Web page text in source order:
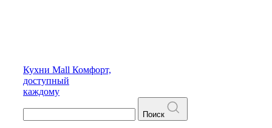
Кухни Mall Комфорт,
доступный
каждому
Поиск